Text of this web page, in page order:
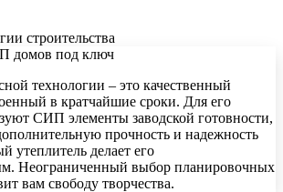
строительства
домов под ключ
технологии – это качественный
в кратчайшие сроки. Для его
СИП элементы заводской готовности,
прочность и надежность
утеплитель делает его
Неограниченный выбор планировочных
вам свободу творчества.